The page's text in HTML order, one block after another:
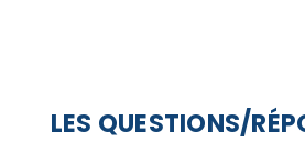
LES QUESTIONS/